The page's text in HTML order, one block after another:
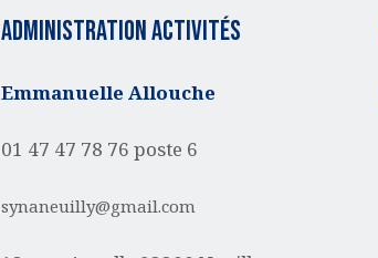
administration activités
Emmanuelle Allouche
01 47 47 78 76 poste 6
synaneuilly@gmail.com